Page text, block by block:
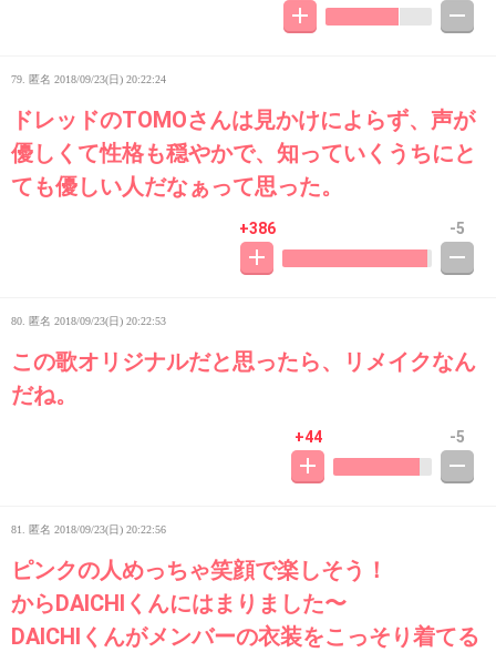
79. 匿名 2018/09/23(日) 20:22:24
ドレッドのTOMOさんは見かけによらず、声が
優しくて性格も穏やかで、知っていくうちにと
ても優しい人だなぁって思った。
+386 -5
80. 匿名 2018/09/23(日) 20:22:53
この歌オリジナルだと思ったら、リメイクなん
だね。
+44 -5
81. 匿名 2018/09/23(日) 20:22:56
ピンクの人めっちゃ笑顔で楽しそう！
からDAICHIくんにはまりました〜
DAICHIくんがメンバーの衣装をこっそり着てる